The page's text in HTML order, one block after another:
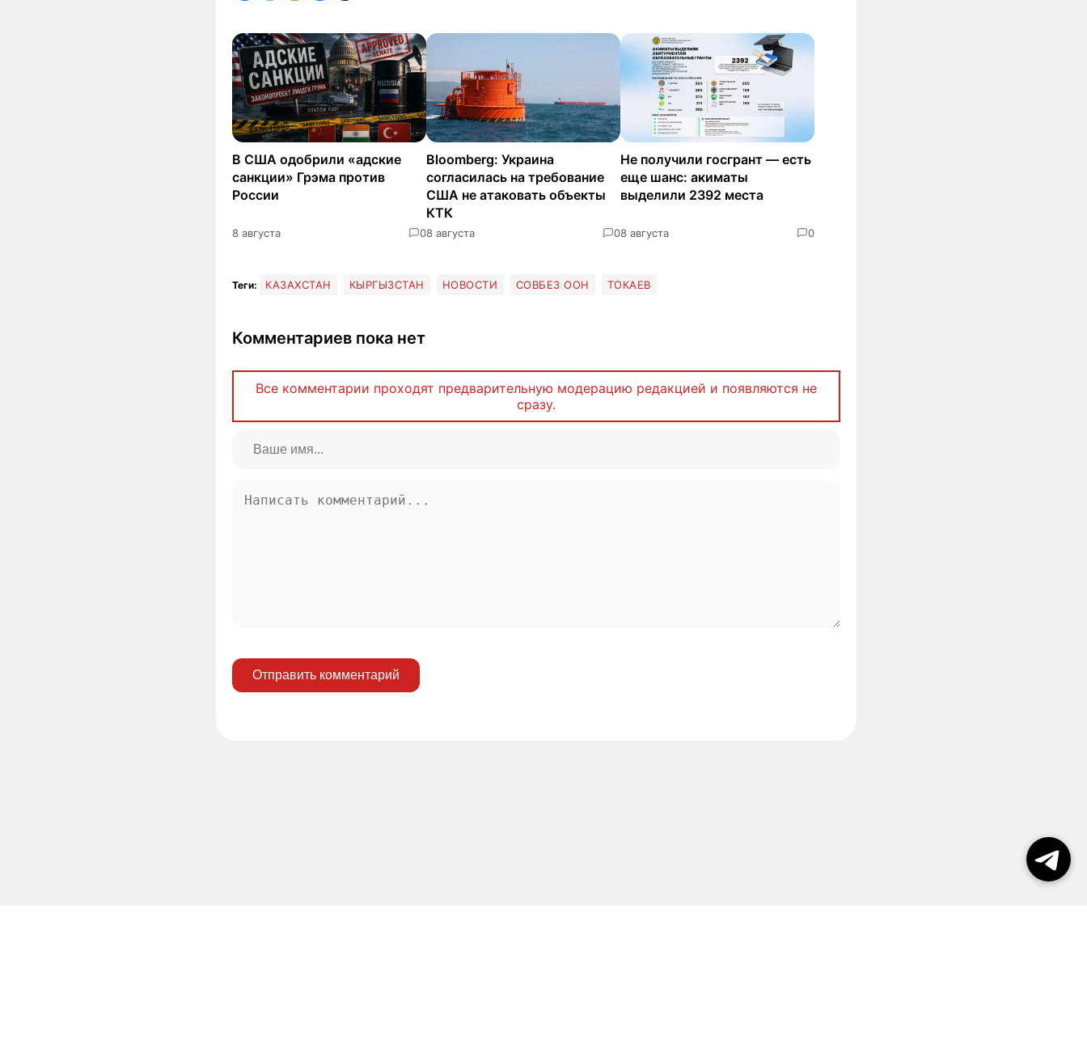
В США одобрили «адские
санкции» Грэма против
России
8 августа 0
Bloomberg: Украина
согласилась на требование
США не атаковать объекты
КТК
8 августа 0
Не получили госгрант — есть
еще шанс: акиматы
выделили 2392 места
8 августа 0
Теги: КАЗАХСТАН КЫРГЫЗСТАН НОВОСТИ СОВБЕЗ ООН ТОКАЕВ
Комментариев пока нет
Все комментарии проходят предварительную модерацию редакцией и появляются не
сразу.
Отправить комментарий